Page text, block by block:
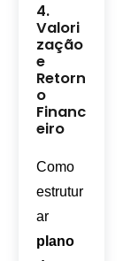
4.
Valori
zação
e
Retorn
o
Financ
eiro
Como
estrutur
ar
plano